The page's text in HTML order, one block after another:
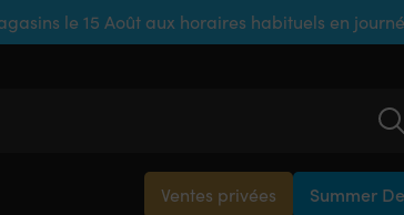
le 15 Août aux horaires habituels en
Ventes privées Summer